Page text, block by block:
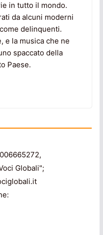
in tutto il mondo.
da alcuni moderni
delinquenti.
e la musica che ne
spaccato della
Paese.
Globali";